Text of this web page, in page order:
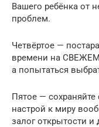
Вашего ребёнка от
проблем.
Четвёртое —
времени на СВЕЖЕМ
а попытаться
Пятое —
настрой к миру
залог открытости и